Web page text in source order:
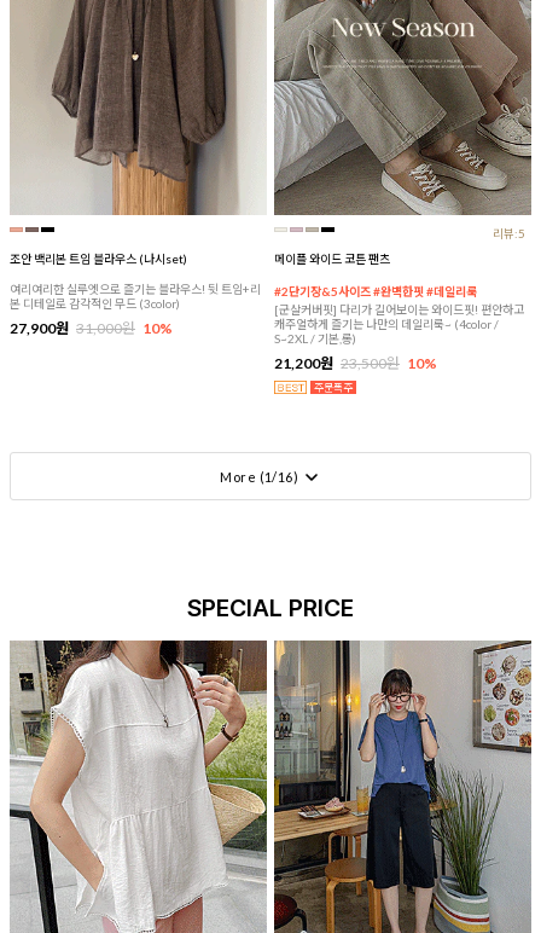
조안 백리본 트임 블라우스 (나시set)
여리여리한 실루엣으로 즐기는 블라우스! 뒷 트임+리
본 디테일로 감각적인 무드 (3color)
27,900원 31,000원 10%
리뷰:5
메이플 와이드 코튼 팬츠
#2단기장&5사이즈 #완벽한핏 #데일리룩
[군살커버핏] 다리가 길어보이는 와이드핏! 편안하고
캐주얼하게 즐기는 나만의 데일리룩~ (4color /
S~2XL / 기본,롱)
21,200원 23,500원 10%
More (1/16)
SPECIAL PRICE